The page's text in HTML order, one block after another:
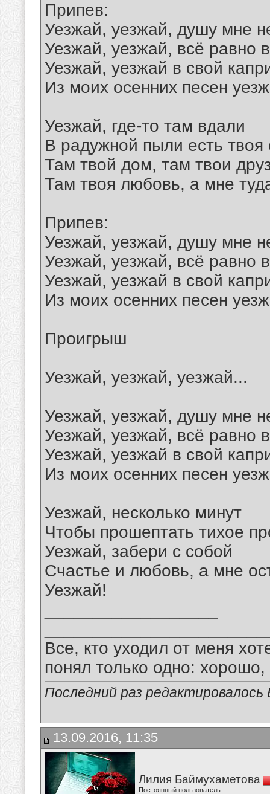
Припев:
Уезжай, уезжай, душу мне
Уезжай, уезжай, всё равно
Уезжай, уезжай в свой
Из моих осенних песен
Уезжай, где-то там вдали
В радужной пыли есть твоя
Там твой дом, там твои
Там твоя любовь, а мне
Припев:
Уезжай, уезжай, душу мне
Уезжай, уезжай, всё равно
Уезжай, уезжай в свой
Из моих осенних песен
Проигрыш
Уезжай, уезжай, уезжай...
Уезжай, уезжай, душу мне
Уезжай, уезжай, всё равно
Уезжай, уезжай в свой
Из моих осенних песен
Уезжай, несколько минут
Чтобы прошептать тихое
Уезжай, забери с собой
Счастье и любовь, а мне
Уезжай!
Все, кто уходил от меня
понял только одно:
Последний раз
13.09.2016, 11:35
Лилия Баймухаметова
Постоянный пользователь